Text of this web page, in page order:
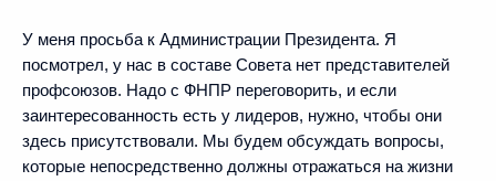
У меня просьба к Администрации Президента. Я
посмотрел, у нас в составе Совета нет представителей
профсоюзов. Надо с ФНПР переговорить, и если
заинтересованность есть у лидеров, нужно, чтобы они
здесь присутствовали. Мы будем обсуждать вопросы,
которые непосредственно должны отражаться на жизни